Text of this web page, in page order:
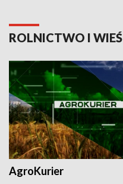
ROLNICTWO I WIEŚ
AgroKurier